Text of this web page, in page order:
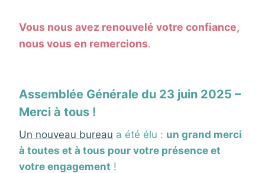
Vous nous avez renouvelé votre confiance,
nous vous en remercions.
Assemblée Générale du 23 juin 2025 –
Merci à tous !
Un nouveau bureau a été élu : un grand merci
à toutes et à tous pour votre présence et
votre engagement !